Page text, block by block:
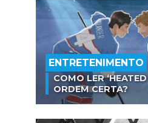
ENTRETENIMENTO
COMO LER
ORDEM CERTA?